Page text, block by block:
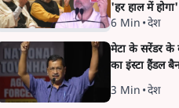
'हर हाल में होगा'
6 Min •देश
मेटा के सरेंडर के
का इंस्टा हैंडल
3 Min •देश